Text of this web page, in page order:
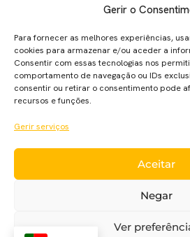
Gerir o
Para fornecer as melhores experiências,
cookies para armazenar e/ou aceder a
Consentir com essas tecnologias nos
comportamento de navegação ou IDs
consentir ou retirar o consentimento pode
recursos e funções.
Gerir serviços
Aceitar
Negar
Ver
CINEMA
8 Jul 2026
O Novo Teaser de
Corações de Ouro”
produção portuguesa de ani…
Sobre